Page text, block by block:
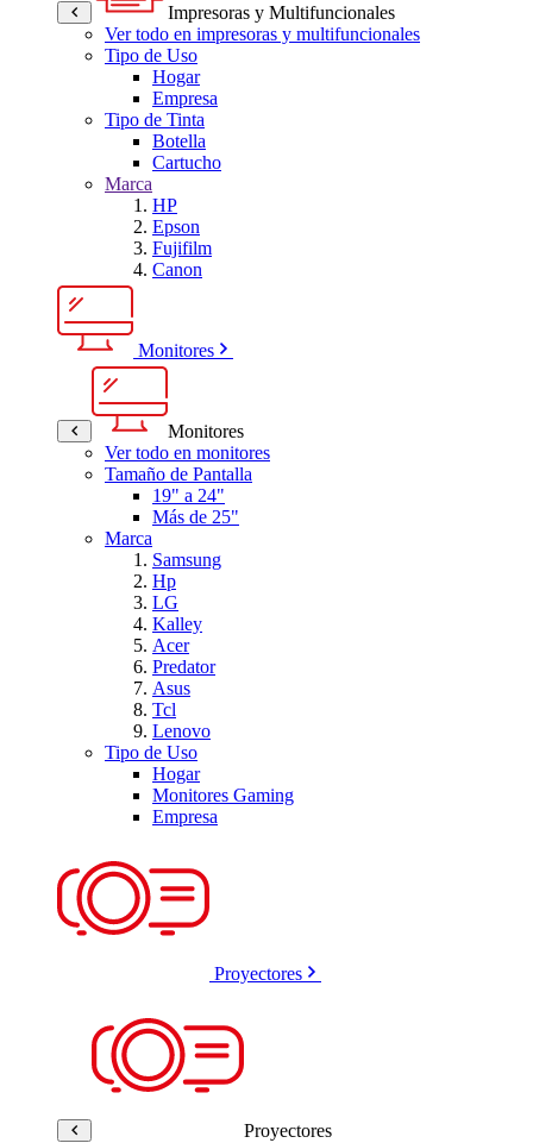
Impresoras y Multifuncionales
Ver todo en impresoras y multifuncionales
Tipo de Uso
Hogar
Empresa
Tipo de Tinta
Botella
Cartucho
Marca
HP
Epson
Fujifilm
Canon
Monitores
Monitores
Ver todo en monitores
Tamaño de Pantalla
19" a 24"
Más de 25"
Marca
Samsung
Hp
LG
Kalley
Acer
Predator
Asus
Tcl
Lenovo
Tipo de Uso
Hogar
Monitores Gaming
Empresa
Proyectores
Proyectores